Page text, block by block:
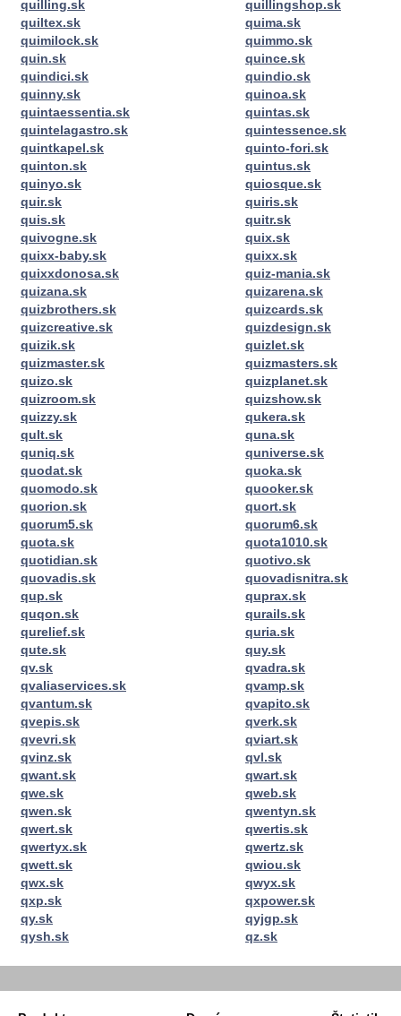
quilling.sk
quillingshop.sk
quiltex.sk
quima.sk
quimilock.sk
quimmo.sk
quin.sk
quince.sk
quindici.sk
quindio.sk
quinny.sk
quinoa.sk
quintaessentia.sk
quintas.sk
quintelagastro.sk
quintessence.sk
quintkapel.sk
quinto-fori.sk
quinton.sk
quintus.sk
quinyo.sk
quiosque.sk
quir.sk
quiris.sk
quis.sk
quitr.sk
quivogne.sk
quix.sk
quixx-baby.sk
quixx.sk
quixxdonosa.sk
quiz-mania.sk
quizana.sk
quizarena.sk
quizbrothers.sk
quizcards.sk
quizcreative.sk
quizdesign.sk
quizik.sk
quizlet.sk
quizmaster.sk
quizmasters.sk
quizo.sk
quizplanet.sk
quizroom.sk
quizshow.sk
quizzy.sk
qukera.sk
qult.sk
quna.sk
quniq.sk
quniverse.sk
quodat.sk
quoka.sk
quomodo.sk
quooker.sk
quorion.sk
quort.sk
quorum5.sk
quorum6.sk
quota.sk
quota1010.sk
quotidian.sk
quotivo.sk
quovadis.sk
quovadisnitra.sk
qup.sk
quprax.sk
quqon.sk
qurails.sk
qurelief.sk
quria.sk
qute.sk
quy.sk
qv.sk
qvadra.sk
qvaliaservices.sk
qvamp.sk
qvantum.sk
qvapito.sk
qvepis.sk
qverk.sk
qvevri.sk
qviart.sk
qvinz.sk
qvl.sk
qwant.sk
qwart.sk
qwe.sk
qweb.sk
qwen.sk
qwentyn.sk
qwert.sk
qwertis.sk
qwertyx.sk
qwertz.sk
qwett.sk
qwiou.sk
qwx.sk
qwyx.sk
qxp.sk
qxpower.sk
qy.sk
qyjgp.sk
qysh.sk
qz.sk